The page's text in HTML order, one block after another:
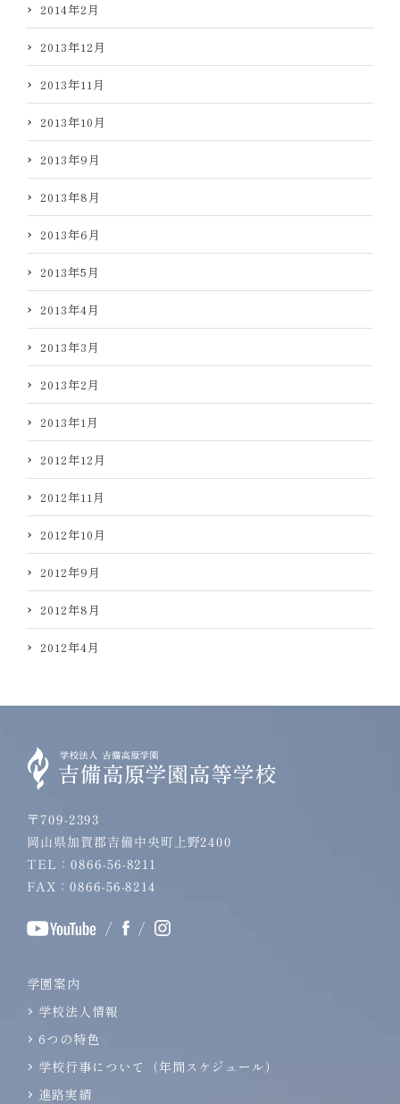
2014年2月
2013年12月
2013年11月
2013年10月
2013年9月
2013年8月
2013年6月
2013年5月
2013年4月
2013年3月
2013年2月
2013年1月
2012年12月
2012年11月
2012年10月
2012年9月
2012年8月
2012年4月
〒709-2393
岡山県加賀郡吉備中央町上野2400
TEL：0866-56-8211
FAX：0866-56-8214
/ /
学園案内
学校法人情報
6つの特色
学校行事について（年間スケジュール）
進路実績